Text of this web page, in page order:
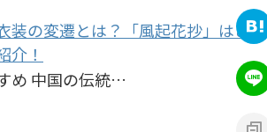
装の変遷とは？「風起花抄」はど
介！
め 中国の伝統…